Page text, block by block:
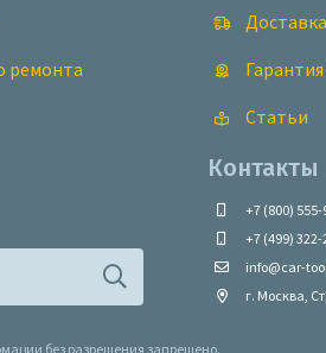
ремонта
Статьи
Контакты
+7 (800) 555-
+7 (499) 322-
info@car-
г. Москва,
без разрешения запрещено.